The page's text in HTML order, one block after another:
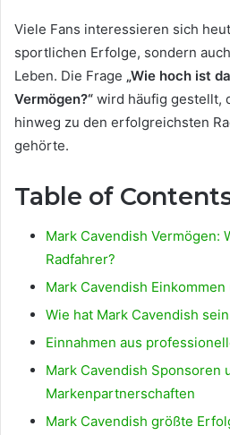
Viele Fans interessieren sich
sportlichen Erfolge, sondern
Leben. Die Frage „Wie hoch ist
Vermögen?“ wird häufig gestellt,
hinweg zu den erfolgreichsten
gehörte.
Table of
Mark Cavendish Vermögen:
Radfahrer?
Mark Cavendish
Wie hat Mark Cavendish
Einnahmen aus
Mark Cavendish Sponsoren
Markenpartnerschaften
Mark Cavendish größte